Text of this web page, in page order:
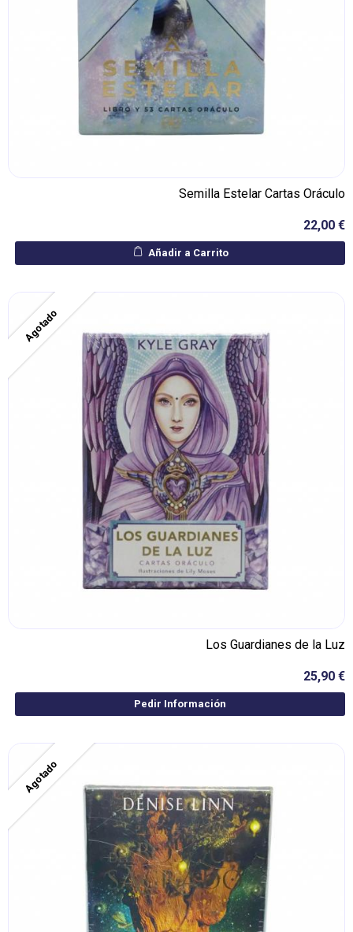
Semilla Estelar Cartas Oráculo
22,00 €
Añadir a Carrito
Agotado
Los Guardianes de la Luz
25,90 €
Pedir Información
Agotado